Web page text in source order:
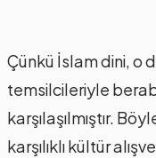
Çünkü İslam dini, o
temsilcileriyle
karşılaşılmıştır.
karşılıklı kültür